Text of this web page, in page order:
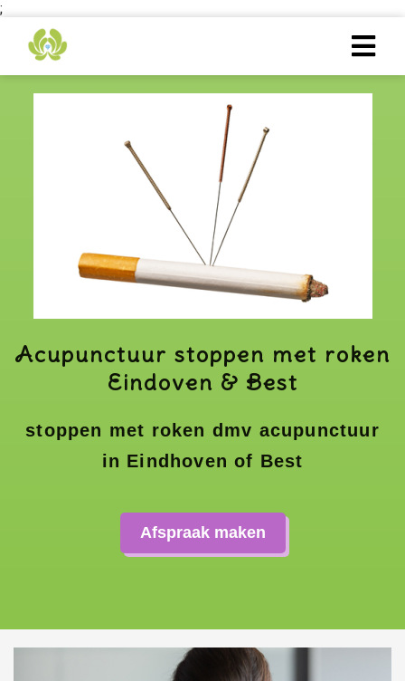
;
Acupunctuur stoppen met roken
Eindoven & Best
stoppen met roken dmv acupunctuur
in Eindhoven of Best
Afspraak maken